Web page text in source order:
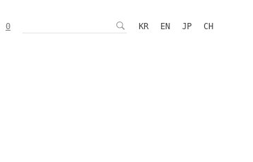
0 KR EN JP CH